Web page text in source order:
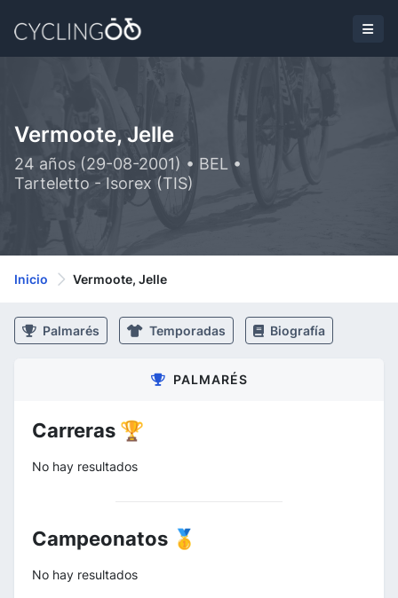
Vermoote, Jelle
24 años (29-08-2001) • BEL •
Tarteletto - Isorex (TIS)
Inicio Vermoote, Jelle
Palmarés Temporadas Biografía
PALMARÉS
Carreras 🏆
No hay resultados
Campeonatos 🥇
No hay resultados